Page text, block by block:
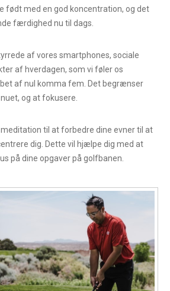
født med en god koncentration, og det
færdighed nu til dags.
af vores smartphones, sociale
af hverdagen, som vi føler os
af nul komma fem. Det begrænser
og at fokusere.
meditation til at forbedre dine evner til at
dig. Dette vil hjælpe dig med at
på dine opgaver på golfbanen.